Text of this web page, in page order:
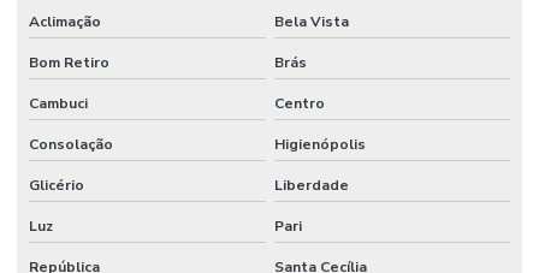
Papel crepom parafinado preço
Papel parecido com veludo
Papel seda
Papel seda atacado
Aclimação Bela Vista
Bom Retiro Brás
Cambuci Centro
Consolação Higienópolis
Glicério Liberdade
Luz Pari
República Santa Cecília